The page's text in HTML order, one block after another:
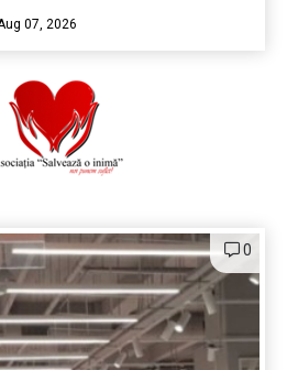
07, 2026
0